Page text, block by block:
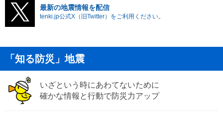
最新の地震情報を配信
tenki.jp公式X（旧Twitter）をご利用ください。
「知る防災」地震
いざという時にあわてないために
確かな情報と行動で防災力アップ